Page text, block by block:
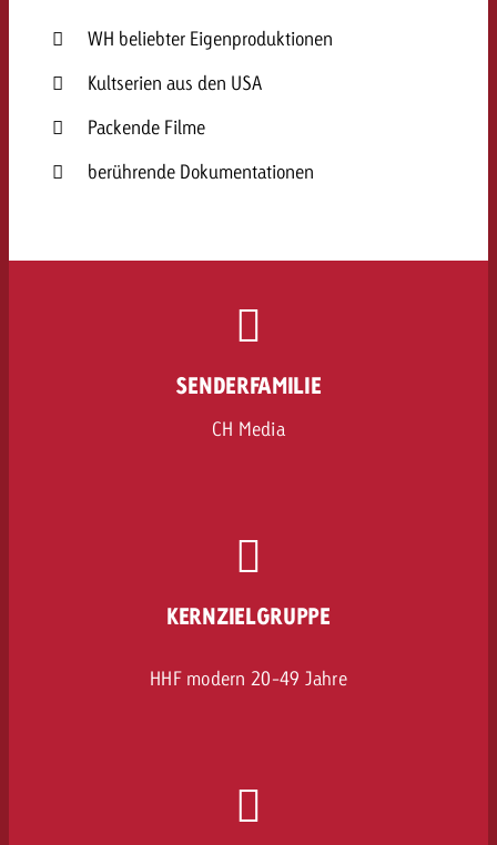
WH beliebter Eigenproduktionen
Kultserien aus den USA
Packende Filme
berührende Dokumentationen
SENDERFAMILIE
CH Media
KERNZIELGRUPPE
HHF modern 20-49 Jahre